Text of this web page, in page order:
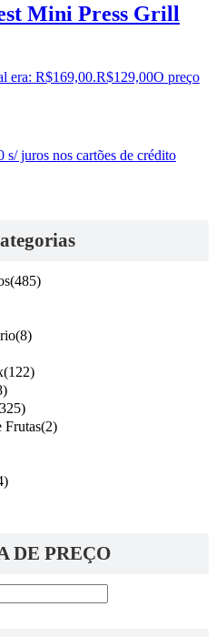
Mini Press Grill
era: R$169,00.R$129,00O preço
s/ juros nos cartões de crédito
(485)
(8)
(122)
Frutas(2)
DE PREÇO